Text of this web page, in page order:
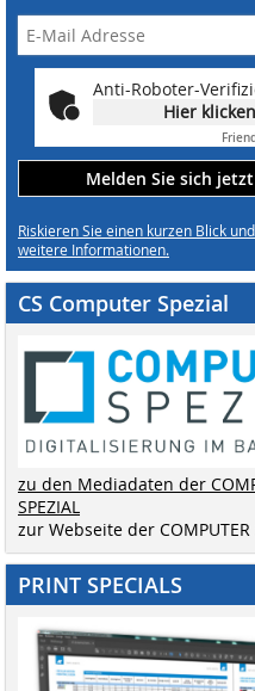
Anti-Roboter-
Hier klicken
Melden Sie sich
Riskieren Sie einen kurzen Blick
weitere Informationen.
CS Computer Spezial
zu den Mediadaten der
SPEZIAL
zur Webseite der COMPUTER
PRINT SPECIALS